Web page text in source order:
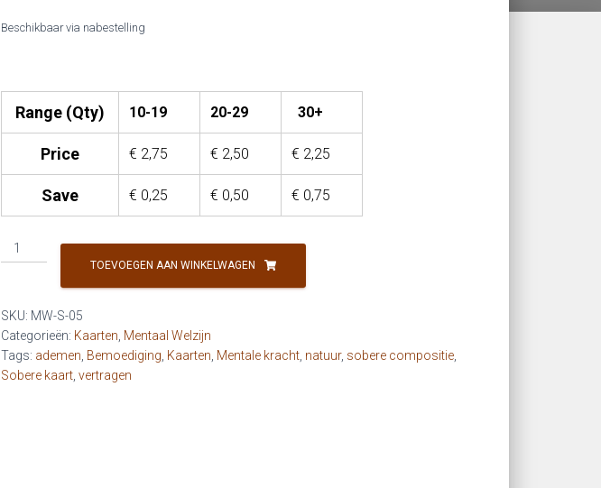
Beschikbaar via nabestelling
Range (Qty) 10-19 20-29 30+
Price € 2,75 € 2,50 € 2,25
Save € 0,25 € 0,50 € 0,75
MW
-
terug
te
ademen
aantal
TOEVOEGEN AAN WINKELWAGEN
SKU: MW-S-05
Categorieën: Kaarten Mentaal Welzijn
Tags: ademen Bemoediging Kaarten Mentale kracht natuur, sobere compositie
Sobere kaart vertragen